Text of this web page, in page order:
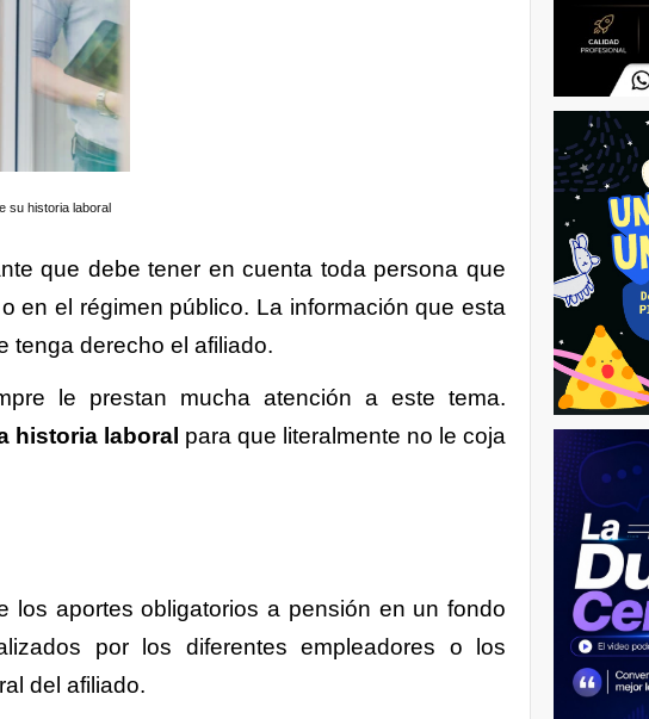
su historia laboral
que debe tener en cuenta toda persona que
en el régimen público. La información que esta
tenga derecho el afiliado.
le prestan mucha atención a este tema.
historia laboral para que literalmente no le coja
los aportes obligatorios a pensión en un fondo
por los diferentes empleadores o los
del afiliado.